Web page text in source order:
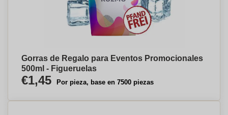
Gorras de Regalo para Eventos Promocionales
500ml - Figueruelas
€1,45 Por pieza, base en 7500 piezas